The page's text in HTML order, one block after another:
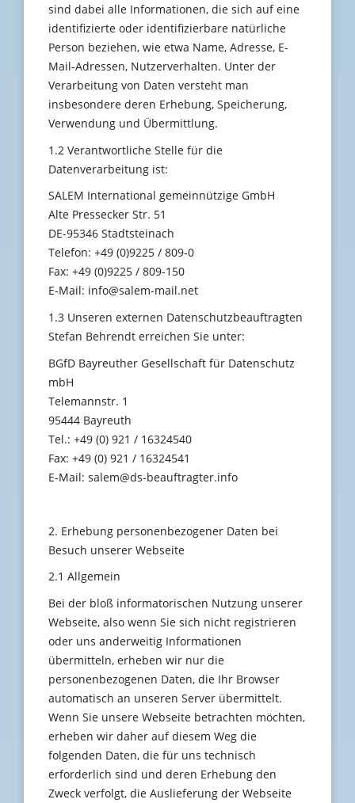
sind dabei alle Informationen, die sich auf eine
identifizierte oder identifizierbare natürliche
Person beziehen, wie etwa Name, Adresse, E-
Mail-Adressen, Nutzerverhalten. Unter der
Verarbeitung von Daten versteht man
insbesondere deren Erhebung, Speicherung,
Verwendung und Übermittlung.
1.2 Verantwortliche Stelle für die
Datenverarbeitung ist:
SALEM International gemeinnützige GmbH
Alte Pressecker Str. 51
DE-95346 Stadtsteinach
Telefon: +49 (0)9225 / 809-0
Fax: +49 (0)9225 / 809-150
E-Mail: info@salem-mail.net
1.3 Unseren externen Datenschutzbeauftragten
Stefan Behrendt erreichen Sie unter:
BGfD Bayreuther Gesellschaft für Datenschutz
mbH
Telemannstr. 1
95444 Bayreuth
Tel.: +49 (0) 921 / 16324540
Fax: +49 (0) 921 / 16324541
E-Mail: salem@ds-beauftragter.info
2. Erhebung personenbezogener Daten bei
Besuch unserer Webseite
2.1 Allgemein
Bei der bloß informatorischen Nutzung unserer
Webseite, also wenn Sie sich nicht registrieren
oder uns anderweitig Informationen
übermitteln, erheben wir nur die
personenbezogenen Daten, die Ihr Browser
automatisch an unseren Server übermittelt.
Wenn Sie unsere Webseite betrachten möchten,
erheben wir daher auf diesem Weg die
folgenden Daten, die für uns technisch
erforderlich sind und deren Erhebung den
Zweck verfolgt, die Auslieferung der Webseite